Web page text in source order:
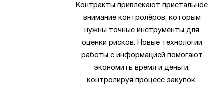
Контракты привлекают пристальное
внимание контролёров, которым
нужны точные инструменты для
оценки рисков. Новые технологии
работы с информацией помогают
экономить время и деньги,
контролируя процесс закупок.